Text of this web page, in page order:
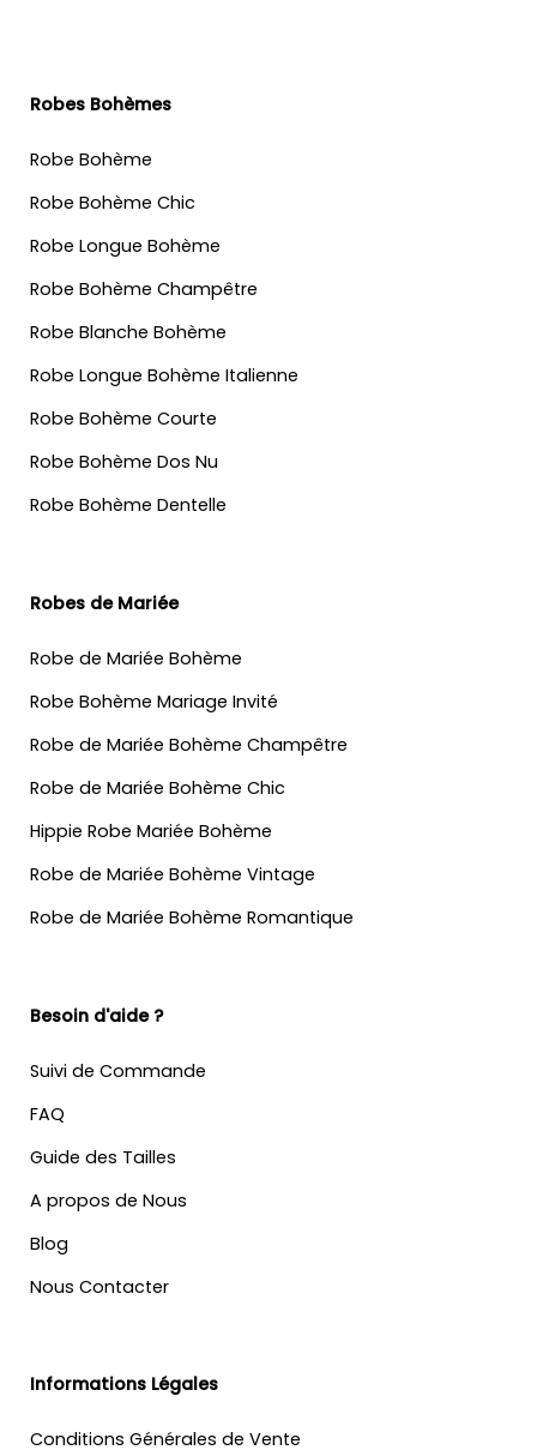
Robes Bohèmes
Robe Bohème
Robe Bohème Chic
Robe Longue Bohème
Robe Bohème Champêtre
Robe Blanche Bohème
Robe Longue Bohème Italienne
Robe Bohème Courte
Robe Bohème Dos Nu
Robe Bohème Dentelle
Robes de Mariée
Robe de Mariée Bohème
Robe Bohème Mariage Invité
Robe de Mariée Bohème Champêtre
Robe de Mariée Bohème Chic
Hippie Robe Mariée Bohème
Robe de Mariée Bohème Vintage
Robe de Mariée Bohème Romantique
Besoin d'aide ?
Suivi de Commande
FAQ
Guide des Tailles
A propos de Nous
Blog
Nous Contacter
Informations Légales
Conditions Générales de Vente